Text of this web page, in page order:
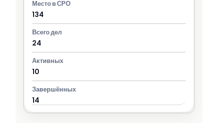
134
24
10
14